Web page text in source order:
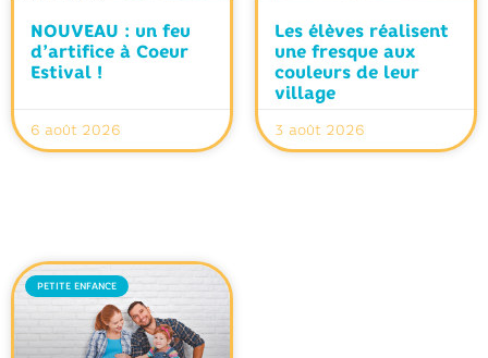
NOUVEAU : un feu
d’artifice à Coeur
Estival !
6 août 2026
Les élèves réalisent
une fresque aux
couleurs de leur
village
3 août 2026
PETITE ENFANCE